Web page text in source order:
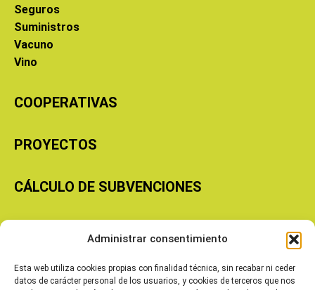
Administrar consentimiento
Esta web utiliza cookies propias con finalidad técnica, sin recabar ni ceder
datos de carácter personal de los usuarios, y cookies de terceros que nos
Seguros
Suministros
Vacuno
Vino
COOPERATIVAS
PROYECTOS
CÁLCULO DE SUBVENCIONES